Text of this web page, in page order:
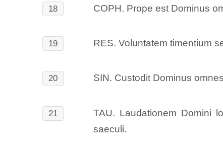
18 COPH. Prope est Dominus
19 RES. Voluntatem timentium
20 SIN. Custodit Dominus
21
TAU. Laudationem Domini
saeculi.